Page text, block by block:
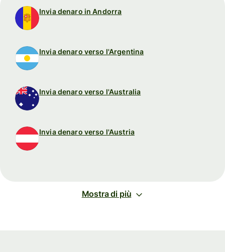
Invia denaro in Andorra
Invia denaro verso l'Argentina
Invia denaro verso l'Australia
Invia denaro verso l'Austria
Mostra di più